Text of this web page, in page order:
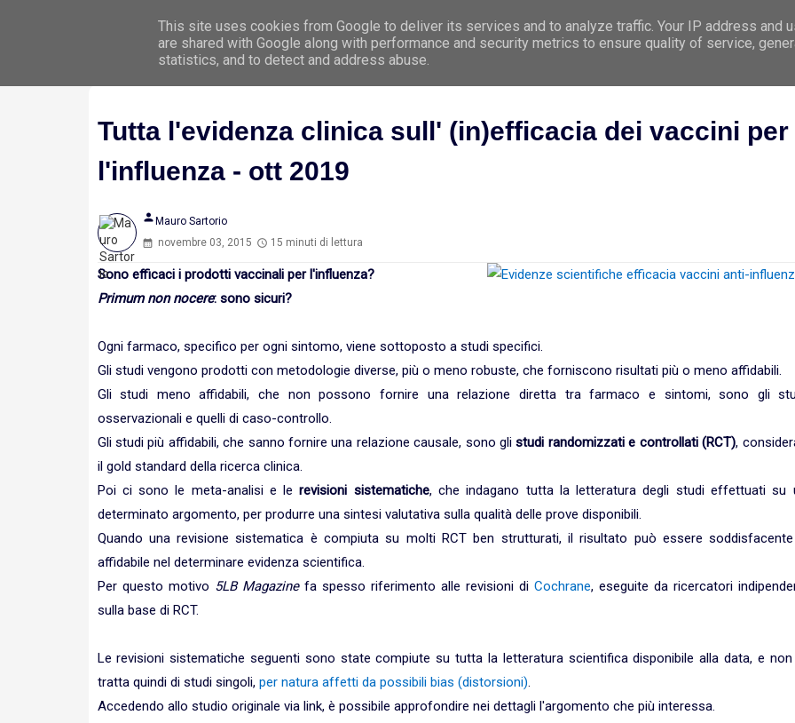
Home Premessa Argomenti Le 5 Leggi
Tutta l'evidenza clinica sull' (in)efficacia dei vaccini per
l'influenza - ott 2019
person Mauro Sartorio
novembre 03, 2015
15 minuti di lettura
Sono efficaci i prodotti vaccinali per l'influenza?
Primum non nocere: sono sicuri?
Ogni farmaco, specifico per ogni sintomo, viene sottoposto a studi specifici.
Gli studi vengono prodotti con metodologie diverse, più o meno robuste, che forniscono risultati più o meno affidabili.
Gli studi meno affidabili, che non possono fornire una relazione diretta tra farmaco e sintomi, sono gli
osservazionali e quelli di caso-controllo.
Gli studi più affidabili, che sanno fornire una relazione causale, sono glistudi randomizzati e controllati (RCT),
il gold standard della ricerca clinica.
Poi ci sono le meta-analisi e lerevisioni sistematiche, che indagano tutta la letteratura degli studi effettuati su
determinato argomento, per produrre una sintesi valutativa sulla qualità delle prove disponibili.
Quando una revisione sistematica è compiuta su molti RCT ben strutturati, il risultato può essere
affidabile nel determinare evidenza scientifica.
Per questo motivo 5LB Magazinefa spesso riferimento alle revisioni di Cochrane, eseguite da ricercatori
sulla base di RCT.
Le revisioni sistematiche seguenti sono state compiute su tutta la letteratura scientifica disponibile alla data, e
tratta quindi di studi singoli, per natura affetti da possibili bias (distorsioni).
Accedendo allo studio originale via link, è possibile approfondire nei dettagli l'argomento che più interessa.
This site uses cookies from Google to deliver its services and to analyze traffic. Your IP address and
are shared with Google along with performance and security metrics to ensure quality of service,
statistics, and to detect and address abuse.